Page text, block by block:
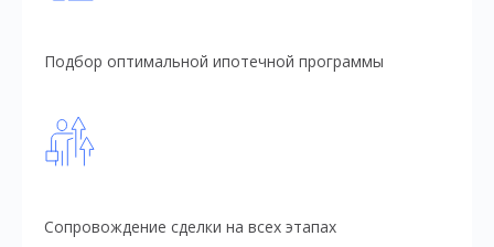
Подбор оптимальной ипотечной программы
Сопровождение сделки на всех этапах